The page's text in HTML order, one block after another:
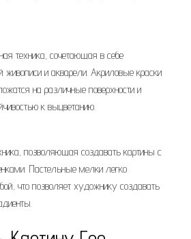
техника, сочетающая в себе
и акварели. Акриловые краски
на различные поверхности и
к выцветанию.
позволяющая создавать картины с
Пастельные мелки легко
что позволяет художнику создавать